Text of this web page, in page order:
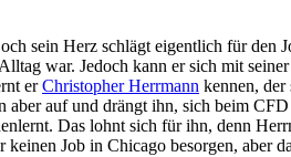
sein Herz schlägt eigentlich für den
war. Jedoch kann er sich mit seiner
erChristopher Herrmann kennen, der
aber auf und drängt ihn, sich beim
Das lohnt sich für ihn, denn
Job in Chicago besorgen, aber